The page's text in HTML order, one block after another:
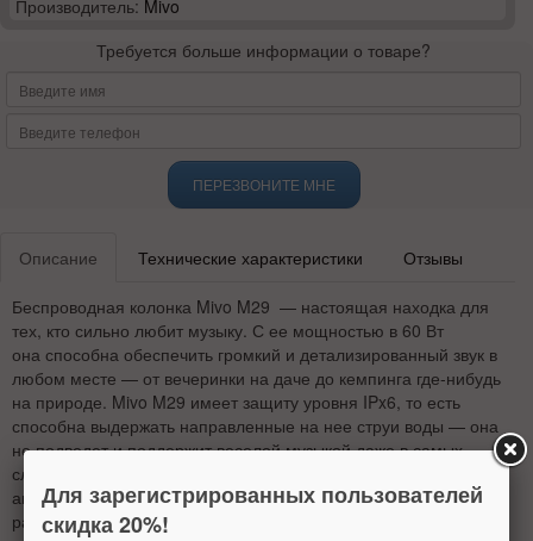
Производитель: Mivo
Требуется больше информации о товаре?
ПЕРЕЗВОНИТЕ МНЕ
Описание Технические характеристики Отзывы
Беспроводная колонка Mivo M29 — настоящая находка для
тех, кто сильно любит музыку. С ее мощностью в 60 Вт
она способна обеспечить громкий и детализированный звук в
любом месте — от вечеринки на даче до кемпинга где-нибудь
на природе. Mivo M29 имеет защиту уровня IPx6, то есть
способна выдержать направленные на нее струи воды — она
не подведет и поддержит веселой музыкой даже в самых
сложных погодных условиях. За автономную работу отвечает
аккумулятор повышенной емкости 6000 мА·ч — колонка будет
радовать вас долгие часы без необходимости подзарядки.
Для зарегистрированных пользователей
скидка 20%!